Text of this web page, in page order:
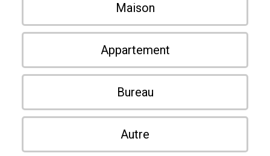
Maison
Appartement
Bureau
Autre